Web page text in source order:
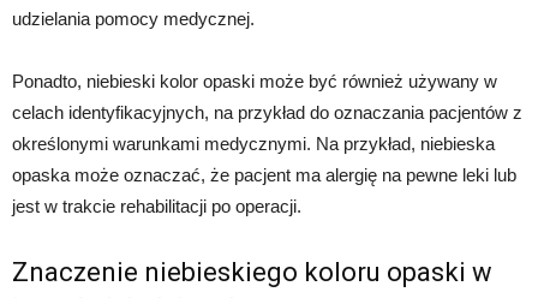
udzielania pomocy medycznej.
Ponadto, niebieski kolor opaski może być również używany w
celach identyfikacyjnych, na przykład do oznaczania pacjentów z
określonymi warunkami medycznymi. Na przykład, niebieska
opaska może oznaczać, że pacjent ma alergię na pewne leki lub
jest w trakcie rehabilitacji po operacji.
Znaczenie niebieskiego koloru opaski w